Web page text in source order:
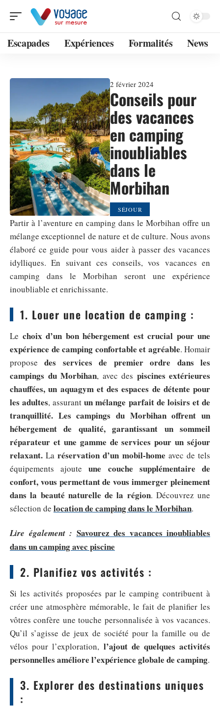
Escapades Expériences Formalités News
2 février 2024
Conseils pour
des vacances
en camping
inoubliables
dans le
Morbihan
SÉJOUR
Partir à l’aventure en camping dans le Morbihan offre un
mélange exceptionnel de nature et de culture. Nous avons
élaboré ce guide pour vous aider à passer des vacances
idylliques. En suivant ces conseils, vos vacances en
camping dans le Morbihan seront une expérience
inoubliable et enrichissante.
1. Louer une location de camping :
Le choix d’un bon hébergement est crucial pour une
expérience de camping confortable et agréable. Homair
proposedes services de premier ordre dans les
campings du Morbihan, avec des piscines extérieures
chauffées, un aquagym et des espaces de détente pour
les adultes, assurantun mélange parfait de loisirs et de
tranquillité. Les campings du Morbihan offrent un
hébergement de qualité, garantissant un sommeil
réparateur et une gamme de services pour un séjour
relaxant. Laréservation d’un mobil-home avec de tels
équipements ajouteune couche supplémentaire de
confort, vous permettant de vous immerger pleinement
dans la beauté naturelle de la région. Découvrez une
sélection de location de camping dans le Morbihan.
Lire également : Savourez des vacances inoubliables
dans un camping avec piscine
2. Planifiez vos activités :
Si les activités proposées par le camping contribuent à
créer une atmosphère mémorable, le fait de planifier les
vôtres confère une touche personnalisée à vos vacances.
Qu’il s’agisse de jeux de société pour la famille ou de
vélos pour l’exploration, l’ajout de quelques activités
personnelles améliore l’expérience globale de camping.
3. Explorer des destinations uniques
: